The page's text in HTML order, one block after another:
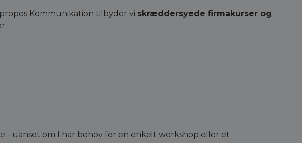
Kommunikation tilbyder vi skræddersyede firmakurser og
- uanset om I har behov for en enkelt workshop eller et